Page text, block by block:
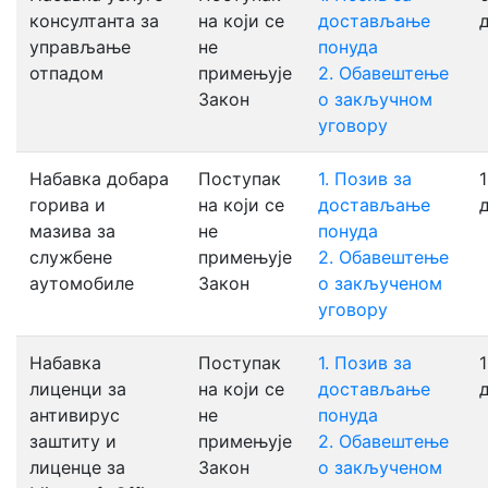
консултанта за
управљање
отпадом
на који се
не
примењује
Закон
достављање
понуда
2. Обавештење
о закључном
уговору
Набавка добара
горива и
мазива за
службене
аутомобиле
Поступак
на који се
не
примењује
Закон
1. Позив за
достављање
понуда
2. Обавештење
о закљученом
уговору
Набавка
лиценци за
антивирус
заштиту и
лиценце за
Поступак
на који се
не
примењује
Закон
1. Позив за
достављање
понуда
2. Oбавештење
о закљученом